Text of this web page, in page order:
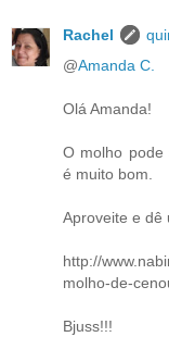
Rachel
@Amanda C.
Olá Amanda!
O molho pode
é muito bom.
Aproveite e dê
http://
molho-de-
Bjuss!!!